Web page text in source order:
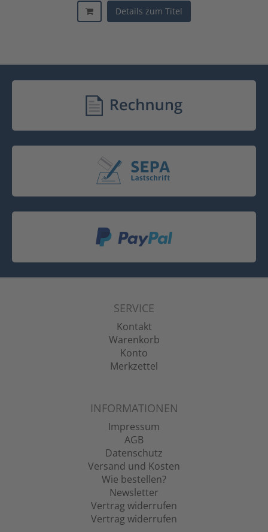
Details zum Titel
SERVICE
Kontakt
Warenkorb
Konto
Merkzettel
INFORMATIONEN
Impressum
AGB
Datenschutz
Versand und Kosten
Wie bestellen?
Newsletter
Vertrag widerrufen
Vertrag widerrufen